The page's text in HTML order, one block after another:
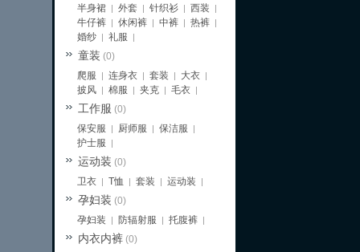
半身裙 | 外套 | 针织衫 | 西装 |
牛仔裤 | 休闲裤 | 中裤 | 热裤 |
婚纱 | 礼服 |
童装 (0)
爬服
| 连身衣 | 套装 | 大衣 |
披风 | 棉服 | 夹克 | 毛衣 |
工作服 (0)
保安服
| 厨师服 | 保洁服 |
护士服 |
运动装 (0)
卫衣 | T恤 | 套装 | 运动装 |
孕妇装 (0)
孕妇装
| 防辐射服 | 托腹裤 |
内衣内裤 (0)